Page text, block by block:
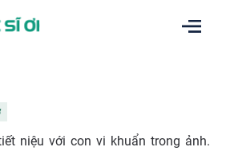
niệu với con vi khuẩn trong ảnh.